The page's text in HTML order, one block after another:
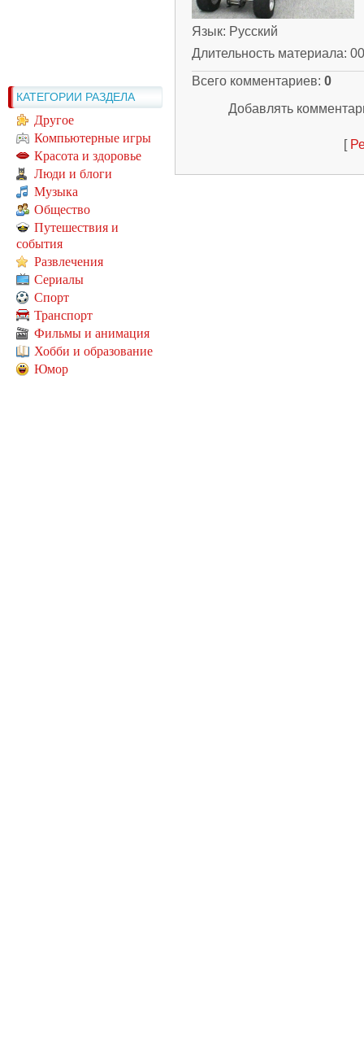
КАТЕГОРИИ РАЗДЕЛА
Другое
Компьютерные игры
Красота и здоровье
Люди и блоги
Музыка
Общество
Путешествия и
события
Развлечения
Сериалы
Спорт
Транспорт
Фильмы и анимация
Хобби и образование
Юмор
Язык: Русский
Длительность материала:
Всего комментариев: 0
Добавлять
[